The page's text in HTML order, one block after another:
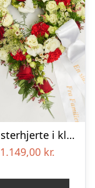
Blomsterhjerte i klassisk stil med bånd
1.149,00 kr.